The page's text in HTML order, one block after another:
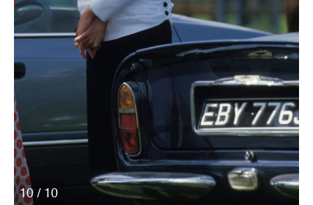
10 / 10